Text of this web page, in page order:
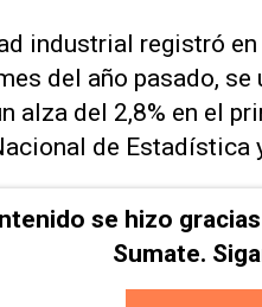
industrial registró
del año pasado,
alza del 2,8% en el
de Estadística
se hizo
Sumate.